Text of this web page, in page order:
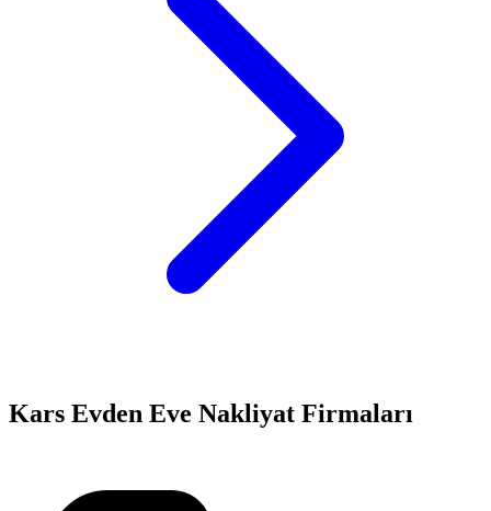
Kars Evden Eve Nakliyat Firmaları